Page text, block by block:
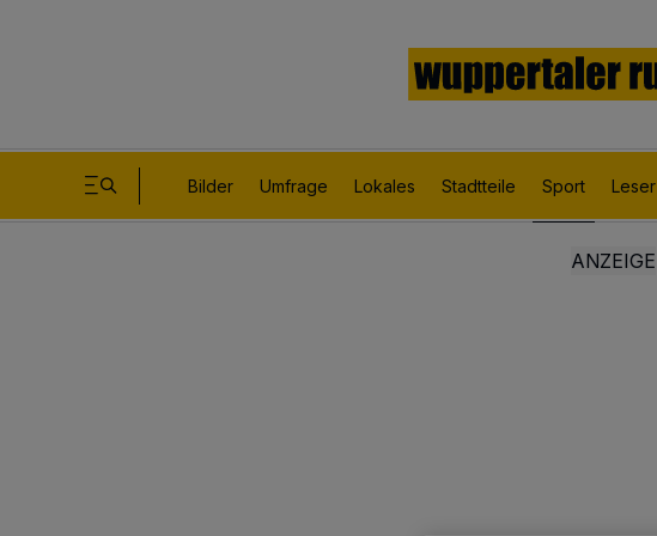
Bilder Umfrage Lokales Stadtteile Sport Leser